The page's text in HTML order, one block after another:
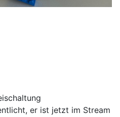
er ist jetzt im Stream